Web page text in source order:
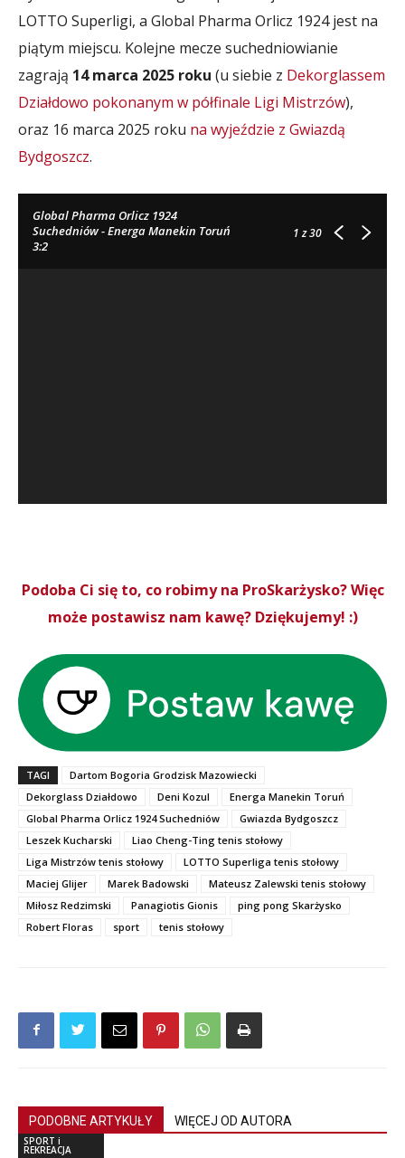
LOTTO Superligi, a Global Pharma Orlicz 1924 jest na
piątym miejscu. Kolejne mecze suchedniowianie
zagrają 14 marca 2025 roku (u siebie z Dekorglassem
Działdowo pokonanym w półfinale Ligi Mistrzów),
oraz 16 marca 2025 roku na wyjeździe z Gwiazdą
Bydgoszcz.
Global Pharma Orlicz 1924
Suchedniów - Energa Manekin Toruń
3:2
1z 30
Podoba Ci się to, co robimy na ProSkarżysko? Więc
może postawisz nam kawę? Dziękujemy! :)
TAGI
Dartom Bogoria Grodzisk Mazowiecki
Dekorglass Działdowo
Deni Kozul
Energa Manekin Toruń
Global Pharma Orlicz 1924 Suchedniów
Gwiazda Bydgoszcz
Leszek Kucharski
Liao Cheng-Ting tenis stołowy
Liga Mistrzów tenis stołowy
LOTTO Superliga tenis stołowy
Maciej Glijer
Marek Badowski
Mateusz Zalewski tenis stołowy
Miłosz Redzimski
Panagiotis Gionis
ping pong Skarżysko
Robert Floras
sport tenis stołowy
PODOBNE ARTYKUŁY WIĘCEJ OD AUTORA
SPORT i
REKREACJA